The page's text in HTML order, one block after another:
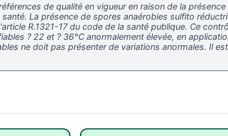
de qualité en vigueur en raison de la
La présence de spores anaérobies sulfito
R.1321-17 du code de la santé publique. Ce
? 22 et ? 36°C anormalement élevée, en
ne doit pas présenter de variations anormales. Il